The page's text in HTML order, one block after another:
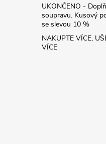
UKONČENO -
soupravu. Kusový
se slevou 10 %
NAKUPTE VÍCE,
VÍCE